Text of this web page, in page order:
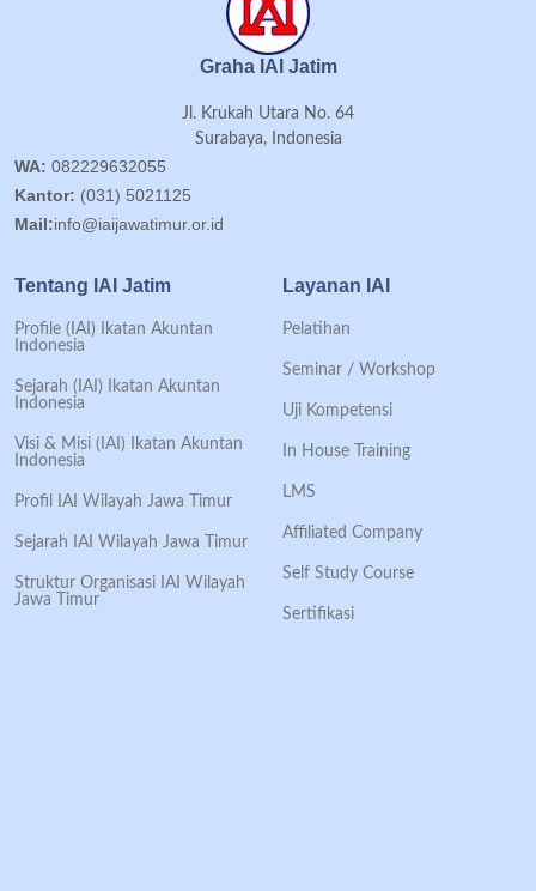
Graha IAI Jatim
Jl. Krukah Utara No. 64
Surabaya, Indonesia
WA: 082229632055
Kantor: (031) 5021125
Mail:info@iaijawatimur.or.id
Tentang IAI Jatim
Profile (IAI) Ikatan Akuntan
Indonesia
Sejarah (IAI) Ikatan Akuntan
Indonesia
Visi & Misi (IAI) Ikatan Akuntan
Indonesia
Profil IAI Wilayah Jawa Timur
Sejarah IAI Wilayah Jawa Timur
Struktur Organisasi IAI Wilayah
Jawa Timur
Layanan IAI
Pelatihan
Seminar / Workshop
Uji Kompetensi
In House Training
LMS
Affiliated Company
Self Study Course
Sertifikasi